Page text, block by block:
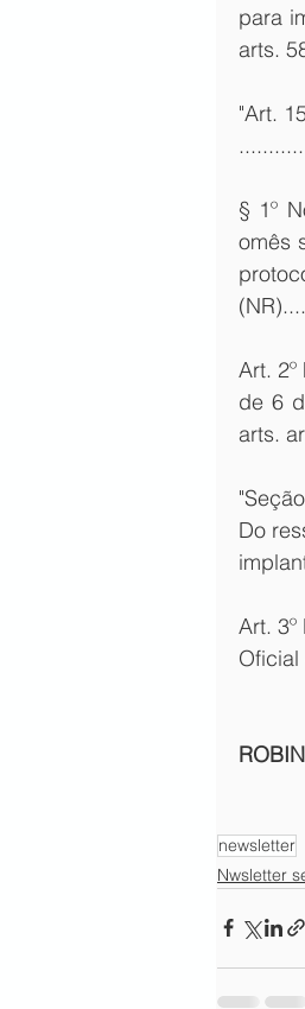
para
arts.
"Art.
§ 1º
omês
Art.
de 6
arts.
Do
Art.
Oficial
newsletter
Nwsletter